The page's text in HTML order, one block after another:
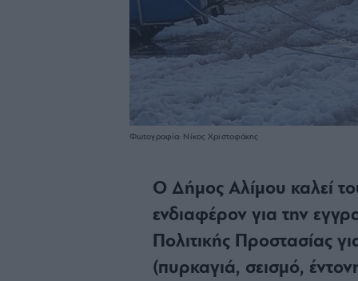
Φωτογραφία: Νίκος Χριστοφάκης
Ο Δήμος Αλίμου καλεί
ενδιαφέρον για την
Πολιτικής Προστασίας
(πυρκαγιά, σεισμό,